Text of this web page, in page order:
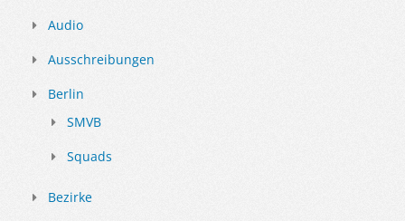
Audio
Ausschreibungen
Berlin
SMVB
Squads
Bezirke